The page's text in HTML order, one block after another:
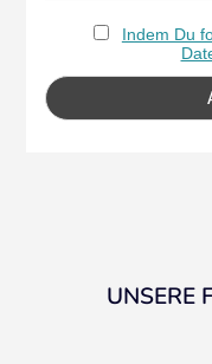
Indem Du
UNSERE